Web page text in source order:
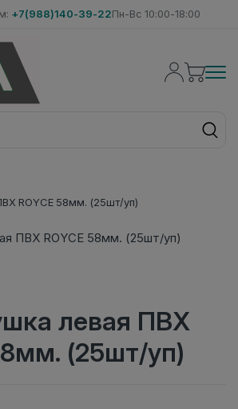
+7(988)140-39-22Пн-Вс 10:00-18:00
ROYCE 58мм. (25шт/уп)
левая ПВХ
(25шт/уп)